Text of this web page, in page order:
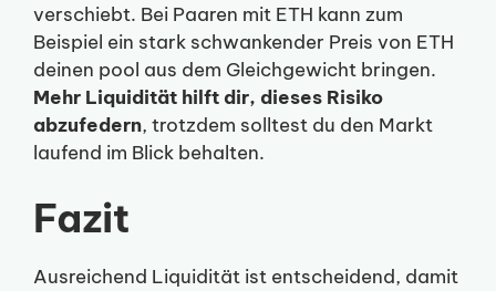
verschiebt. Bei Paaren mit ETH kann zum
Beispiel ein stark schwankender Preis von ETH
deinen pool aus dem Gleichgewicht bringen.
Mehr Liquidität hilft dir, dieses Risiko
abzufedern, trotzdem solltest du den Markt
laufend im Blick behalten.
Fazit
Ausreichend Liquidität ist entscheidend, damit